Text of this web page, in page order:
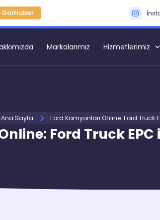
GarHaber
Markalarımız Hizmetlerimiz
Ana Sayfa Ford Kamyonları Online: Ford Truck
Ford Truck